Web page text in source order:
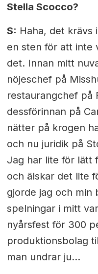
Stella Scocco?
S: Haha, det
en sten för att inte
det. Innan mitt
nöjeschef på
restaurangchef på
dessförinnan på
nätter på krogen
och nu juridik på
Jag har lite för lätt
och älskar det lite
gjorde jag och min
spelningar i mitt
nyårsfest för 300
produktionsbolag
man undrar ju...